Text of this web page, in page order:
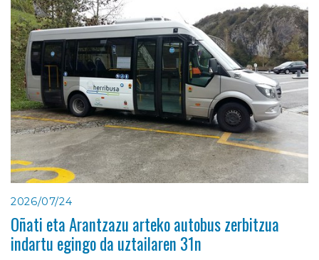
2026/07/24
Oñati eta Arantzazu arteko autobus zerbitzua
indartu egingo da uztailaren 31n